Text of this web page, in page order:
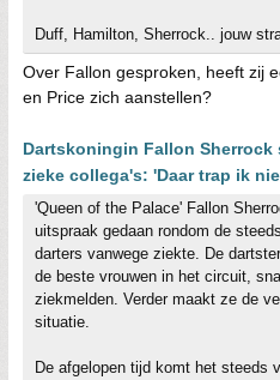
Duff, Hamilton, Sherrock.. jouw
Over Fallon gesproken, heeft zij
en Price zich aanstellen?
Dartskoningin Fallon
zieke collega's: 'Daar trap ik
'Queen of the Palace' Fallon
uitspraak gedaan rondom de
darters vanwege ziekte. De
de beste vrouwen in het circuit,
ziekmelden. Verder maakt ze de
situatie.
De afgelopen tijd komt het steeds